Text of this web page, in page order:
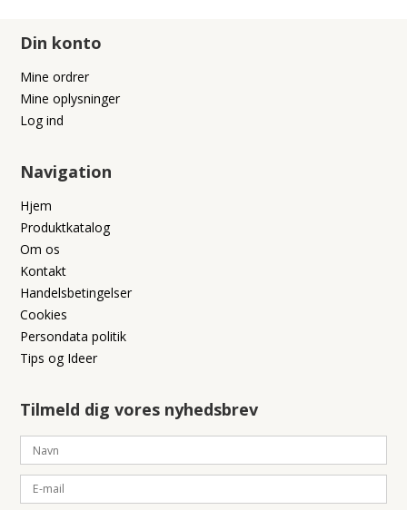
Din konto
Mine ordrer
Mine oplysninger
Log ind
Navigation
Hjem
Produktkatalog
Om os
Kontakt
Handelsbetingelser
Cookies
Persondata politik
Tips og Ideer
Tilmeld dig vores nyhedsbrev